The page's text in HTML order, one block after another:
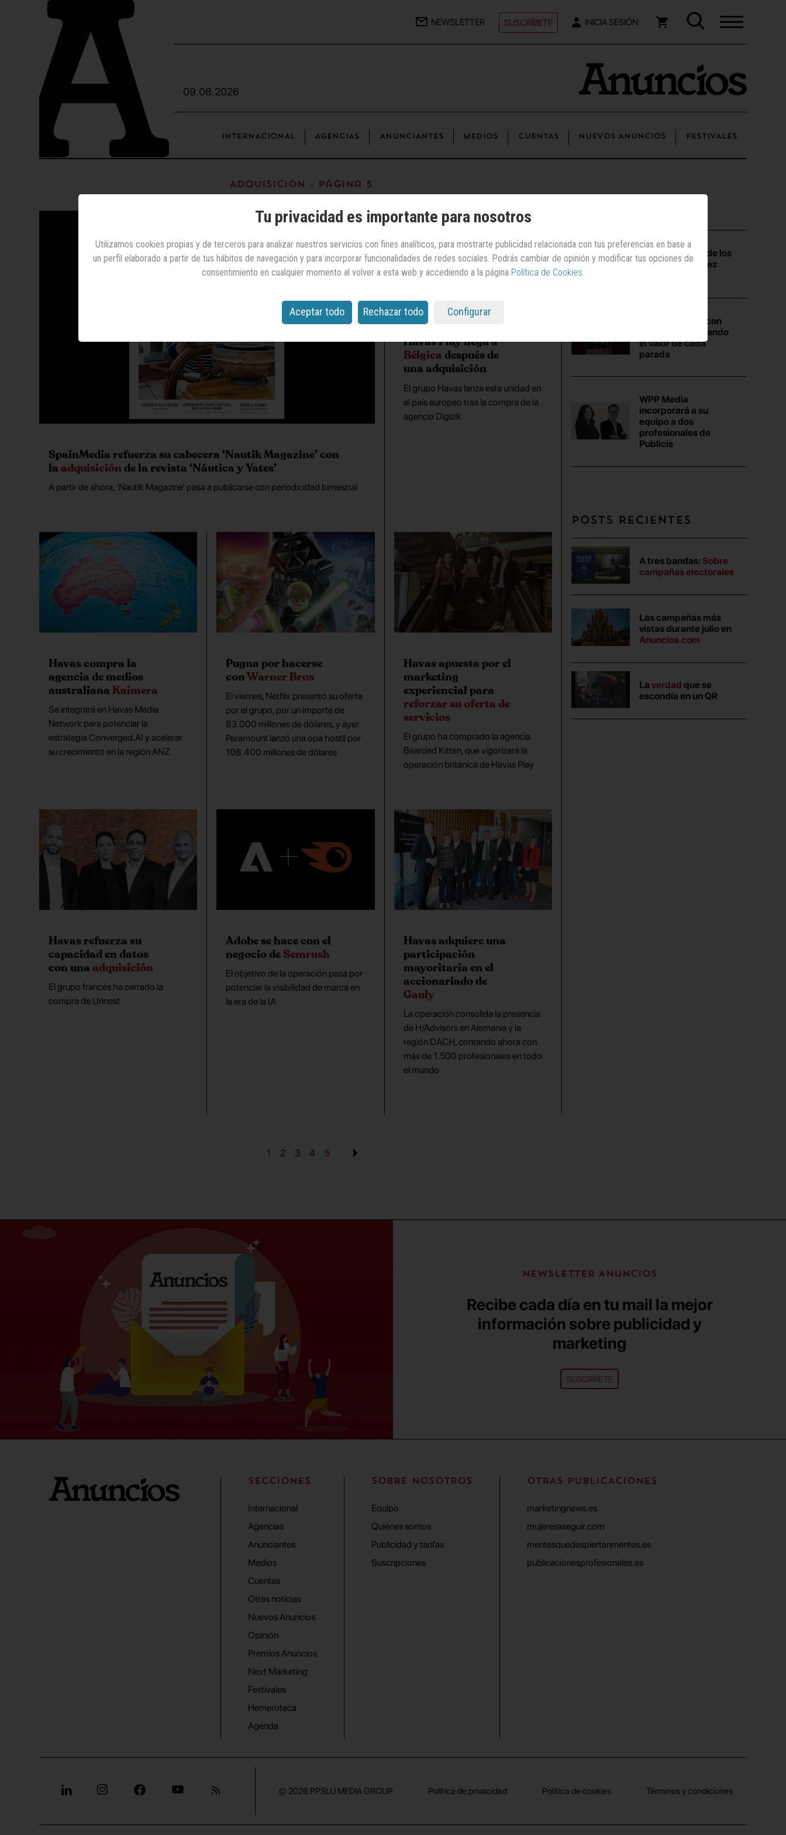
NEWSLETTER SUSCRÍBETE INICIA SESIÓN
09.08.2026
INTERNACIONAL AGENCIAS ANUNCIANTES MEDIOS CUENTAS NUEVOS ANUNCIOS FESTIVALES
Adquisición - Página 5
SpainMedia refuerza su cabecera ‘Nautik Magazine’ con
la adquisiciónde la revista ‘Náutica y Yates’
A partir de ahora, ‘Nautik Magazine’ pasa a publicarse con periodicidad bimestral
Havas Play llega a
Bélgicadespués de
una adquisición
El grupo Havas lanza esta unidad en
el país europeo tras la compra de la
agencia Digizik
Havas compra la
agencia de medios
australiana Kaimera
Se integrará en Havas Media
Network para potenciar la
estrategia Converged.AI y acelerar
su crecimiento en la región ANZ
Pugna por hacerse
conWarner Bros
El viernes, Netflix presentó su oferta
por el grupo, por un importe de
83.000 millones de dólares, y ayer
Paramount lanzó una opa hostil por
108.400 millones de dólares
Havas apuesta por el
marketing
experiencial para
reforzar su oferta de
servicios
El grupo ha comprado la agencia
Bearded Kitten, que vigorizará la
operación británica de Havas Play
Havas refuerza su
capacidad en datos
con una adquisición
El grupo francés ha cerrado la
compra de Unnest
Adobe se hace con el
negocio deSemrush
El objetivo de la operación pasa por
potenciar la visibilidad de marca en
la era de la IA
Havas adquiere una
participación
mayoritaria en el
accionariado de
Gauly
La operación consolida la presencia
de H/Advisors en Alemania y la
región DACH, contando ahora con
más de 1.500 profesionales en todo
el mundo
1 2 3 4 5
Las vacaciones de los
españoles, en diez
&Rosàs debuta con
Repsol reivindicando
el valor de cada
parada
WPP Media
incorporará a su
equipo a dos
profesionales de
Publicis
Posts recientes
A tres bandas: Sobre
campañas electorales
Las campañas más
vistas durante julio en
Anuncios.com
La verdad que se
escondía en un QR
NEWSLETTER ANUNCIOS
Recibe cada día en tu mail la mejor
información sobre publicidad y
marketing
SUSCRÍBETE
Tu privacidad es importante para nosotros
Utilizamos cookies propias y de terceros para analizar nuestros servicios con fines analíticos, para mostrarte publicidad relacionada con tus preferencias en base a
un perfil elaborado a partir de tus hábitos de navegación y para incorporar funcionalidades de redes sociales. Podrás cambiar de opinión y modificar tus opciones de
consentimiento en cualquier momento al volver a esta web y accediendo a la página Política de Cookies.
Aceptar todo Rechazar todo Configurar
SECCIONES
Internacional
Agencias
Anunciantes
Medios
Cuentas
Otras noticias
Nuevos Anuncios
Opinión
Premios Anuncios
Next Marketing
Festivales
Hemeroteca
Agenda
SOBRE NOSOTROS
Equipo
Quiénes somos
Publicidad y tarifas
Suscripciones
OTRAS PUBLICACIONES
marketingnews.es
mujeresaseguir.com
mentesquedespiertanmentes.es
publicacionesprofesionales.es
© 2026 PPSLU MEDIA GROUP Política de privacidad Política de cookies Términos y condiciones